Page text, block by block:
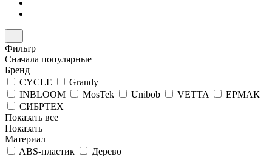
Фильтр
Сначала популярные
Бренд
CYCLE
Grandy
INBLOOM
MosTek Unibob VETTA
ЕРМАК
СИБРТЕХ
Показать все
Показать
Материал
ABS-пластик
Дерево